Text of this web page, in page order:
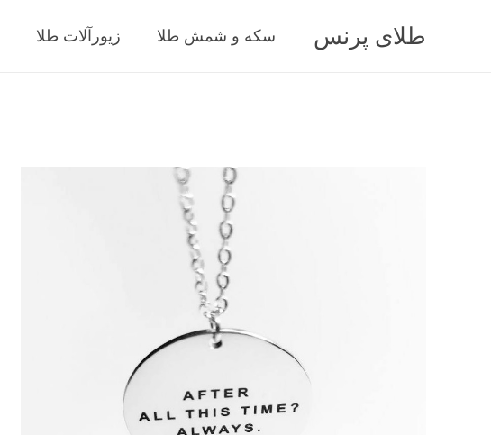
طلای پرنس سکه و شمش طلا زیورآلات طلا